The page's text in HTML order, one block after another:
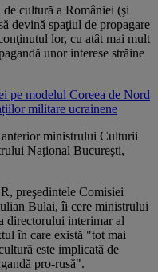
cultură a României (şi
devină spaţiul de propagare
lor, cu atât mai mult
unor interese străine
pe modelul Coreea de Nord
militare ucrainene
ministrului Culturii
Naţional Bucureşti,
preşedintele Comisiei
Bulai, îi cere ministrului
directorului interimar al
în care există "tot mai
este implicată de
pro-rusă".